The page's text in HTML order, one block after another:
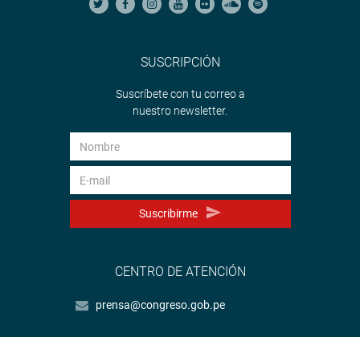
SUSCRIPCIÓN
Suscríbete con tu correo a
nuestro newsletter.
Suscribirme
CENTRO DE ATENCIÓN
prensa@congreso.gob.pe